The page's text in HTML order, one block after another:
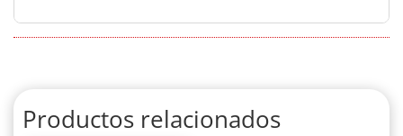
Productos relacionados